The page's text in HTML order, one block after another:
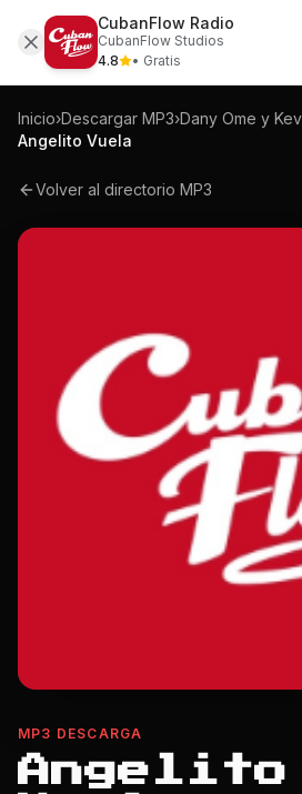
Mp3 Dany-ome-y-
Inicio›Descargar MP3›Dany Ome y
Angelito Vuela
Volver al directorio MP3
MP3 DESCARGA
Angelito
CubanFlow Radio
CubanFlow Studios
4.8
• Gratis